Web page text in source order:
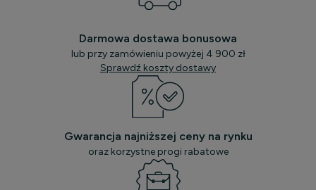
Darmowa dostawa bonusowa
lub przy zamówieniu powyżej 4 900 zł
Sprawdź koszty dostawy
Gwarancja najniższej ceny na rynku
oraz korzystne progi rabatowe